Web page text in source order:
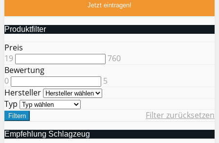
Produktfilter
Preis
19
760
Bewertung
0
5
Hersteller
Typ
Filter zurücksetzen
Filtern
Empfehlung Schlagzeug